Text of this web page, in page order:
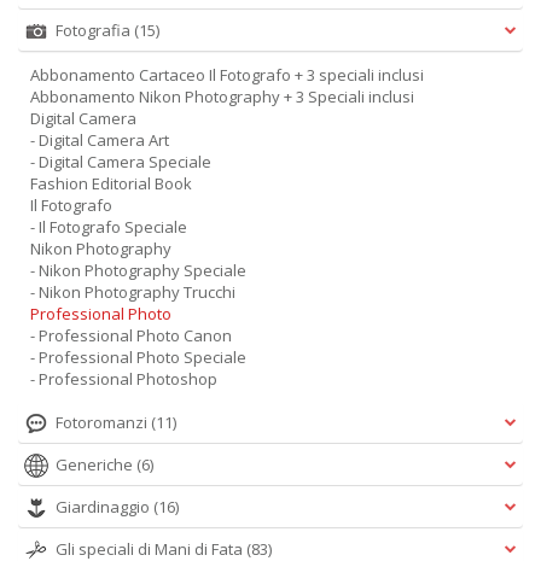
Fotografia (15)
Abbonamento Cartaceo Il Fotografo + 3 speciali inclusi
Abbonamento Nikon Photography + 3 Speciali inclusi
Digital Camera
- Digital Camera Art
- Digital Camera Speciale
Fashion Editorial Book
Il Fotografo
- Il Fotografo Speciale
Nikon Photography
- Nikon Photography Speciale
- Nikon Photography Trucchi
Professional Photo
- Professional Photo Canon
- Professional Photo Speciale
- Professional Photoshop
Fotoromanzi (11)
Generiche (6)
Giardinaggio (16)
Gli speciali di Mani di Fata (83)